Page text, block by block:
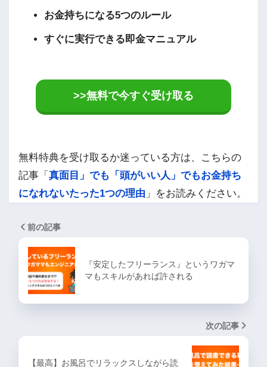
お金持ちになる5つのルール
すぐに実行できる即金マニュアル
>>無料で今すぐ受け取る
無料特典を受け取るか迷っている方は、こちらの
記事「 真面目」でも「頭がいい人」でもお金持ち
になれないたった1つの理由 」をお読みください。
前の記事
『安定したフリーランス』というワガマ
マもスキルがあれば許される
次の記事
【最高】お風呂でリラックスしながら読